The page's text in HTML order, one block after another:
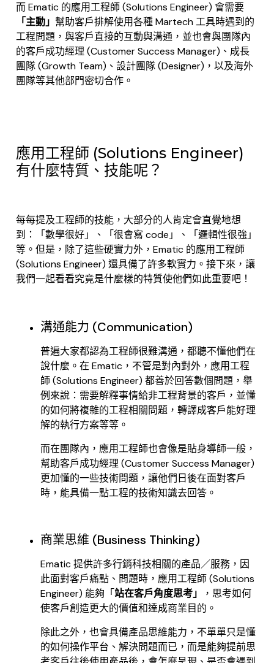
而 Ematic 的應用工程師 (Solutions Engineer) 會需要
「主動」 幫助客戶排解使用各種 Martech 工具時遇到的
工程問題，與客戶直接的互動與溝通，並也會與團隊內
的客戶成功經理 (Customer Success Manager)、成長
團隊 (Growth Team)、設計團隊 (Designer)，以及海外
團隊等其他部門密切合作。
應用工程師 (Solutions Engineer)
有什麼特質、技能呢？
每每提及工程師的技能，大部分的人肯定會直覺地想
到：「數學很好」、「很會寫 code」、「邏輯性很強」
等。但是，除了這些硬實力外，Ematic 的應用工程師
(Solutions Engineer) 還具備了許多軟實力。接下來，讓
我們一起看看究竟是什麼樣的特質使他們如此重要吧！
溝通能力 (Communication)
普遍大家都認為工程師很難溝通，都聽不懂他們在
說什麼。在 Ematic，不管是對內對外，應用工程
師 (Solutions Engineer) 都善於回答數個問題，舉
例來說：需要解釋事情給非工程背景的客戶，並懂
的如何將複雜的工程相關問題，轉譯成客戶能好理
解的執行方案等等。
而在團隊內，應用工程師也會像是貼身導師一般，
幫助客戶成功經理 (Customer Success Manager)
更加懂的一些技術問題，讓他們日後在面對客戶
時，能具備一點工程的技術知識去回答。
商業思維 (Business Thinking)
Ematic 提供許多行銷科技相關的產品／服務，因
此面對客戶痛點、問題時，應用工程師 (Solutions
Engineer) 能夠「站在客戶角度思考」
，思考如何
使客戶創造更大的價值和達成商業目的。
除此之外，也會具備產品思維能力，不單單只是懂
的如何操作平台、解決問題而已，而是能夠提前思